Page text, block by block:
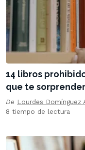
14 libros
que te
De Lourdes Domínguez
8 tiempo de lectura